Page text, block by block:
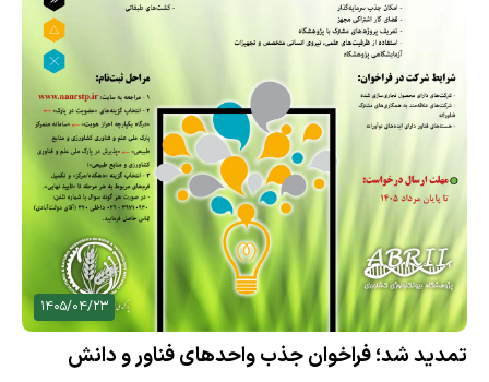
تمدید شد؛ فراخوان جذب واحدهای فناور و دانش
1405/04/23